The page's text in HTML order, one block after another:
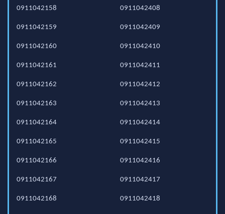
0911042158
0911042159
0911042160
0911042161
0911042162
0911042163
0911042164
0911042165
0911042166
0911042167
0911042168
0911042408
0911042409
0911042410
0911042411
0911042412
0911042413
0911042414
0911042415
0911042416
0911042417
0911042418